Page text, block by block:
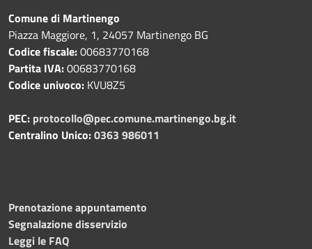
Comune di Martinengo
Piazza Maggiore, 1, 24057 Martinengo BG
Codice fiscale:00683770168
Partita IVA:00683770168
Codice univoco: KVU8Z5
PEC: protocollo@pec.comune.martinengo.bg.it
Centralino Unico:0363 986011
Prenotazione appuntamento
Segnalazione disservizio
Leggi le FAQ